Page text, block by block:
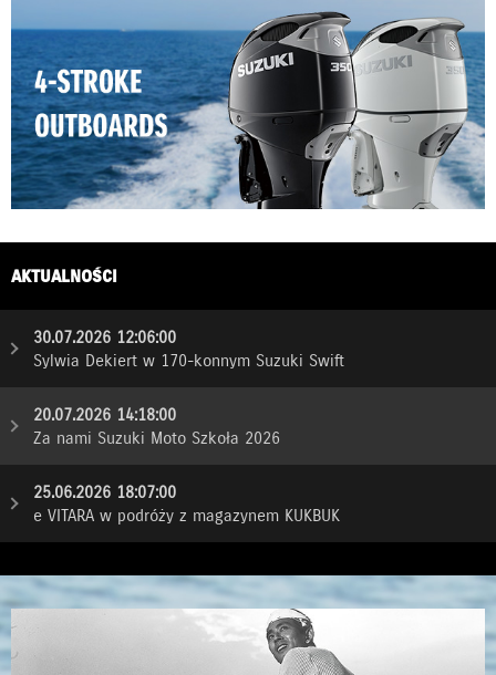
AKTUALNOŚCI
30.07.2026 12:06:00
Sylwia Dekiert w 170-konnym Suzuki Swift
20.07.2026 14:18:00
Za nami Suzuki Moto Szkoła 2026
25.06.2026 18:07:00
e VITARA w podróży z magazynem KUKBUK